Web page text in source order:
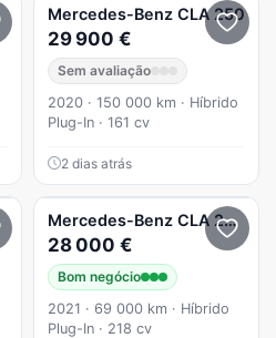
e Shooting Brake AMG Line
Mercedes-Benz CLA 250
29 900 €
Sem avaliação
2020 · 150 000 km · Híbrido
Plug-In · 161 cv
2 dias atrás
e Business Solutions.Grande Frota
Mercedes-Benz CLA 250
28 000 €
Bom negócio
2021 · 69 000 km · Híbrido
Plug-In · 218 cv